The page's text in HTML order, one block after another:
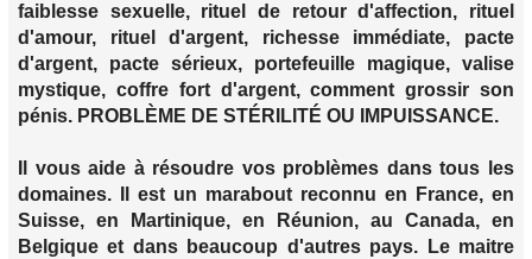
faiblesse sexuelle, rituel de retour d'affection, rituel
d'amour, rituel d'argent, richesse immédiate, pacte
d'argent, pacte sérieux, portefeuille magique, valise
mystique, coffre fort d'argent, comment grossir son
pénis. PROBLÈME DE STÉRILITÉ OU IMPUISSANCE.
Il vous aide à résoudre vos problèmes dans tous les
domaines. Il est un marabout reconnu en France, en
Suisse, en Martinique, en Réunion, au Canada, en
Belgique et dans beaucoup d'autres pays. Le maitre